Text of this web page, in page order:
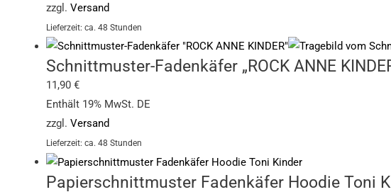
zzgl. Versand
Lieferzeit: ca. 48 Stunden
Schnittmuster-Fadenkäfer „ROCK ANNE
11,90 €
Enthält 19% MwSt. DE
zzgl. Versand
Lieferzeit: ca. 48 Stunden
Papierschnittmuster Fadenkäfer Hoodie Toni